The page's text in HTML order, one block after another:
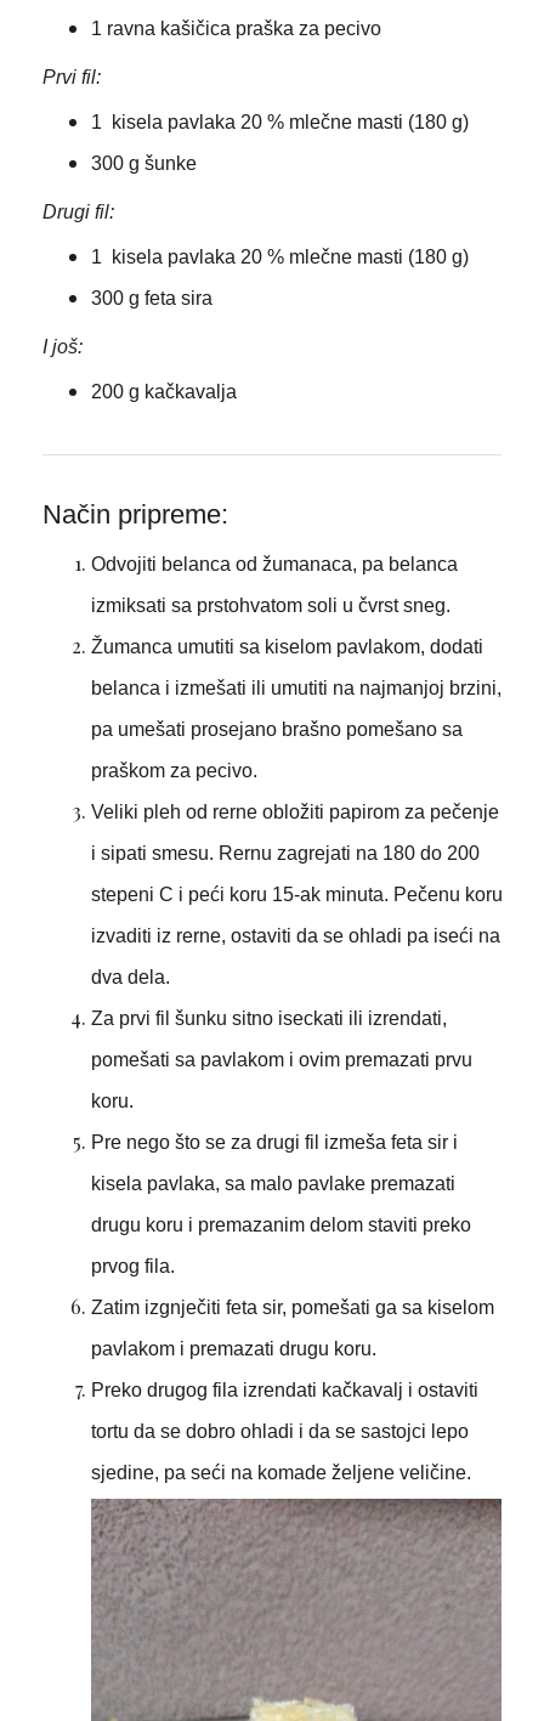
1 ravna kašičica praška za pecivo
Prvi fil:
1 kisela pavlaka 20 % mlečne masti (180 g)
300 g šunke
Drugi fil:
1 kisela pavlaka 20 % mlečne masti (180 g)
300 g feta sira
I još:
200 g kačkavalja
Način pripreme:
Odvojiti belanca od žumanaca, pa belanca
izmiksati sa prstohvatom soli u čvrst sneg.
Žumanca umutiti sa kiselom pavlakom, dodati
belanca i izmešati ili umutiti na najmanjoj brzini,
pa umešati prosejano brašno pomešano sa
praškom za pecivo.
Veliki pleh od rerne obložiti papirom za pečenje
i sipati smesu. Rernu zagrejati na 180 do 200
stepeni C i peći koru 15-ak minuta. Pečenu koru
izvaditi iz rerne, ostaviti da se ohladi pa iseći na
dva dela.
Za prvi fil šunku sitno iseckati ili izrendati,
pomešati sa pavlakom i ovim premazati prvu
koru.
Pre nego što se za drugi fil izmeša feta sir i
kisela pavlaka, sa malo pavlake premazati
drugu koru i premazanim delom staviti preko
prvog fila.
Zatim izgnječiti feta sir, pomešati ga sa kiselom
pavlakom i premazati drugu koru.
Preko drugog fila izrendati kačkavalj i ostaviti
tortu da se dobro ohladi i da se sastojci lepo
sjedine, pa seći na komade željene veličine.